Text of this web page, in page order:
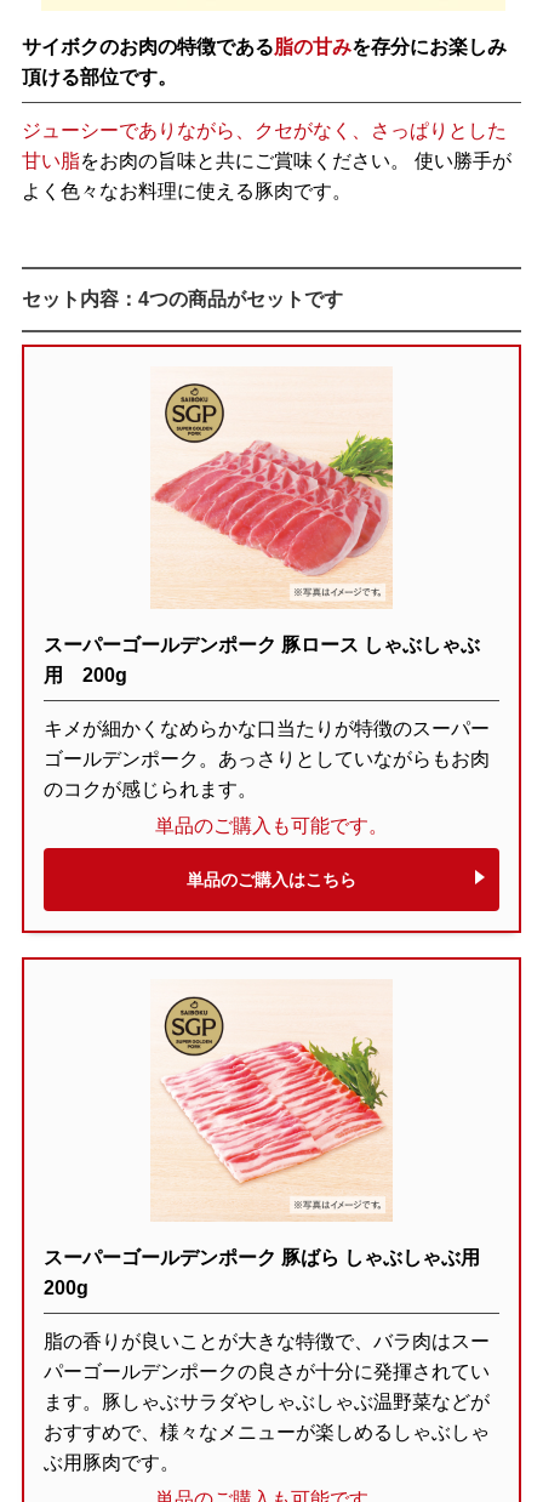
サイボクのお肉の特徴である脂の甘みを存分にお楽しみ
頂ける部位です。
ジューシーでありながら、クセがなく、さっぱりとした
甘い脂をお肉の旨味と共にご賞味ください。 使い勝手が
よく色々なお料理に使える豚肉です。
セット内容：4つの商品がセットです
スーパーゴールデンポーク 豚ロース しゃぶしゃぶ
用 200g
キメが細かくなめらかな口当たりが特徴のスーパー
ゴールデンポーク。あっさりとしていながらもお肉
のコクが感じられます。
単品のご購入も可能です。
単品のご購入はこちら
スーパーゴールデンポーク 豚ばら しゃぶしゃぶ用
200g
脂の香りが良いことが大きな特徴で、バラ肉はスー
パーゴールデンポークの良さが十分に発揮されてい
ます。豚しゃぶサラダやしゃぶしゃぶ温野菜などが
おすすめで、様々なメニューが楽しめるしゃぶしゃ
ぶ用豚肉です。